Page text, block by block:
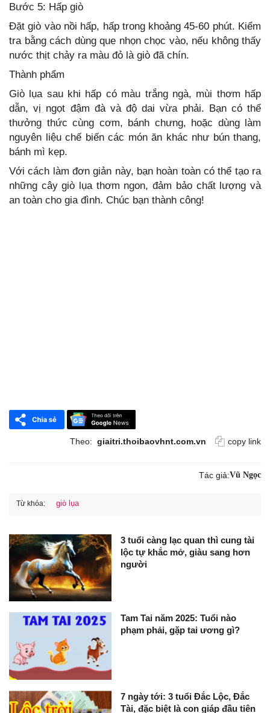
Bước 5: Hấp giò
Đặt giò vào nồi hấp, hấp trong khoảng 45-60 phút. Kiểm
tra bằng cách dùng que nhọn chọc vào, nếu không thấy
nước thịt chảy ra màu đỏ là giò đã chín.
Thành phẩm
Giò lụa sau khi hấp có màu trắng ngà, mùi thơm hấp
dẫn, vị ngọt đậm đà và độ dai vừa phải. Bạn có thể
thưởng thức cùng cơm, bánh chưng, hoặc dùng làm
nguyên liệu chế biến các món ăn khác như bún thang,
bánh mì kẹp.
Với cách làm đơn giản này, bạn hoàn toàn có thể tạo ra
những cây giò lụa thơm ngon, đảm bảo chất lượng và
an toàn cho gia đình. Chúc bạn thành công!
Theo: giaitri.thoibaovhnt.com.vn copy link
Tác giả:Vũ Ngọc
Từ khóa: giò lụa
3 tuổi càng lạc quan thì cung tài
lộc tự khắc mở, giàu sang hơn
người
Tam Tai năm 2025: Tuổi nào
phạm phải, gặp tai ương gì?
7 ngày tới: 3 tuổi Đắc Lộc, Đắc
Tài, đặc biệt là con giáp đầu tiên